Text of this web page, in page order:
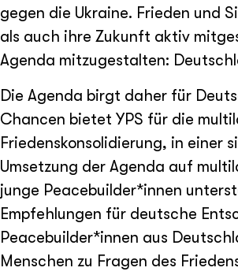
gegen die Ukraine. Frieden und
als auch ihre Zukunft aktiv
Agenda mitzugestalten:
Die Agenda birgt daher für
Chancen bietet YPS für die
Friedenskonsolidierung, in einer
Umsetzung der Agenda auf
junge Peacebuilder*innen
Empfehlungen für deutsche
Peacebuilder*innen aus
Menschen zu Fragen des